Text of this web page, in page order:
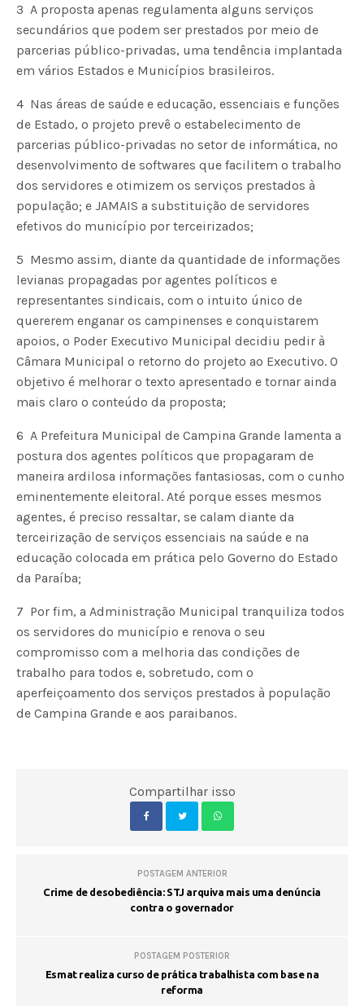
3  A proposta apenas regulamenta alguns serviços
secundários que podem ser prestados por meio de
parcerias público-privadas, uma tendência implantada
em vários Estados e Municípios brasileiros.
4  Nas áreas de saúde e educação, essenciais e funções
de Estado, o projeto prevê o estabelecimento de
parcerias público-privadas no setor de informática, no
desenvolvimento de softwares que facilitem o trabalho
dos servidores e otimizem os serviços prestados à
população; e JAMAIS a substituição de servidores
efetivos do município por terceirizados;
5  Mesmo assim, diante da quantidade de informações
levianas propagadas por agentes políticos e
representantes sindicais, com o intuito único de
quererem enganar os campinenses e conquistarem
apoios, o Poder Executivo Municipal decidiu pedir à
Câmara Municipal o retorno do projeto ao Executivo. O
objetivo é melhorar o texto apresentado e tornar ainda
mais claro o conteúdo da proposta;
6  A Prefeitura Municipal de Campina Grande lamenta a
postura dos agentes políticos que propagaram de
maneira ardilosa informações fantasiosas, com o cunho
eminentemente eleitoral. Até porque esses mesmos
agentes, é preciso ressaltar, se calam diante da
terceirização de serviços essenciais na saúde e na
educação colocada em prática pelo Governo do Estado
da Paraíba;
7  Por fim, a Administração Municipal tranquiliza todos
os servidores do município e renova o seu
compromisso com a melhoria das condições de
trabalho para todos e, sobretudo, com o
aperfeiçoamento dos serviços prestados à população
de Campina Grande e aos paraibanos.
Compartilhar isso
POSTAGEM ANTERIOR
Crime de desobediência: STJ arquiva mais uma denúncia
contra o governador
POSTAGEM POSTERIOR
Esmat realiza curso de prática trabalhista com base na
reforma